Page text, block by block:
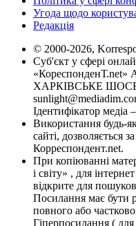
Угода щодо
Редакція
© 2000-2026,
Суб'єкт у сфері
«КореспонденТ.net»
ХАРКІВСЬКЕ ШОСЕ,
Ідентифікатор медіа
Використання будь-
сайті, дозволяється
Корреспондент.net.
При копіюванні
і світу» , для
відкрите для
Посилання має бути
повного або
Гіперпосилання (